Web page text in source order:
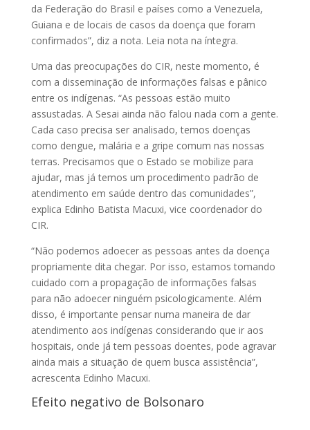
da Federação do Brasil e países como a Venezuela,
Guiana e de locais de casos da doença que foram
confirmados”, diz a nota. Leia nota na íntegra.
Uma das preocupações do CIR, neste momento, é
com a disseminação de informações falsas e pânico
entre os indígenas. “As pessoas estão muito
assustadas. A Sesai ainda não falou nada com a gente.
Cada caso precisa ser analisado, temos doenças
como dengue, malária e a gripe comum nas nossas
terras. Precisamos que o Estado se mobilize para
ajudar, mas já temos um procedimento padrão de
atendimento em saúde dentro das comunidades”,
explica Edinho Batista Macuxi, vice coordenador do
CIR.
“Não podemos adoecer as pessoas antes da doença
propriamente dita chegar. Por isso, estamos tomando
cuidado com a propagação de informações falsas
para não adoecer ninguém psicologicamente. Além
disso, é importante pensar numa maneira de dar
atendimento aos indígenas considerando que ir aos
hospitais, onde já tem pessoas doentes, pode agravar
ainda mais a situação de quem busca assistência”,
acrescenta Edinho Macuxi.
Efeito negativo de Bolsonaro